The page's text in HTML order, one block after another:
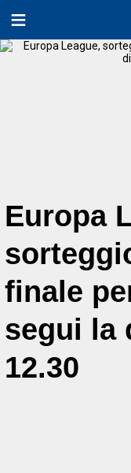
Europa
finale
segui la
12.30